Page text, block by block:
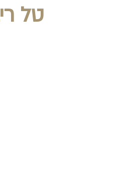
טל